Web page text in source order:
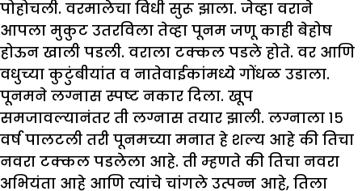
पोहोचली. वरमालेचा विधी सुरू झाला. जेव्हा वराने
आपला मुकुट उतरविला तेव्हा पूनम जणू काही बेहोष
होऊन खाली पडली. वराला टक्कल पडले होते. वर आणि
वधुच्या कुटुंबीयांत व नातेवाईकांमध्ये गोंधळ उडाला.
पूनमने लग्नास स्पष्ट नकार दिला. खूप
समजावल्यानंतर ती लग्नास तयार झाली. लग्नाला १५
वर्ष पालटली तरी पूनमच्या मनात हे शल्य आहे की तिचा
नवरा टक्कल पडलेला आहे. ती म्हणते की तिचा नवरा
अभियंता आहे आणि त्यांचे चांगले उत्पन्न आहे, तिला